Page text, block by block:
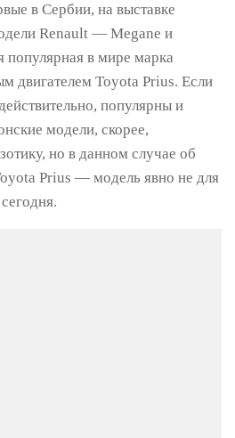
в Сербии, на выставке
Renault — Megane и
популярная в мире марка
двигателем Toyota Prius. Если
популярны и
модели, скорее,
но в данном случае об
Prius — модель явно не для